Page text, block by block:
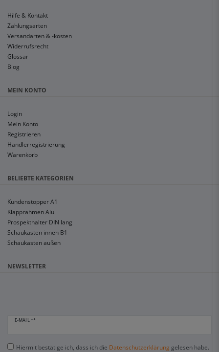
Hilfe & Kontakt
Zahlungsarten
Versandarten & -kosten
Widerrufsrecht
Glossar
Blog
MEIN KONTO
Login
Mein Konto
Registrieren
Händlerregistrierung
Warenkorb
BELIEBTE KATEGORIEN
Kundenstopper A1
Klapprahmen Alu
Prospekthalter DIN lang
Schaukasten innen B1
Schaukasten außen
NEWSLETTER
E-MAIL **
Hiermit bestätige ich, dass ich die Daten­schutz­erklärung gelesen habe.